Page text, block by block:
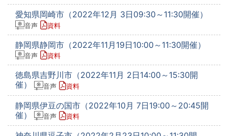
愛知県岡崎市（2022年12月 3日09:30～11:30開催）
音声 資料
静岡県静岡市（2022年11月19日10:00～11:30開催）
音声 資料
徳島県吉野川市（2022年11月 2日14:00～15:30開
催）
音声 資料
静岡県伊豆の国市（2022年10月 7日19:00～20:45開
催）
音声 資料